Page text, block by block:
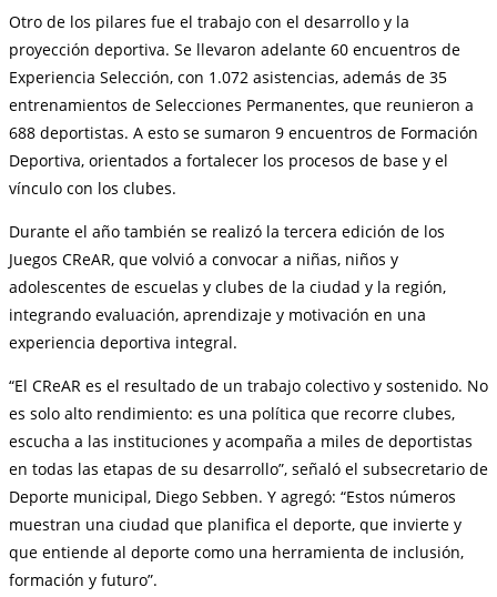
Otro de los pilares fue el trabajo con el desarrollo y la
proyección deportiva. Se llevaron adelante 60 encuentros de
Experiencia Selección, con 1.072 asistencias, además de 35
entrenamientos de Selecciones Permanentes, que reunieron a
688 deportistas. A esto se sumaron 9 encuentros de Formación
Deportiva, orientados a fortalecer los procesos de base y el
vínculo con los clubes.
Durante el año también se realizó la tercera edición de los
Juegos CReAR, que volvió a convocar a niñas, niños y
adolescentes de escuelas y clubes de la ciudad y la región,
integrando evaluación, aprendizaje y motivación en una
experiencia deportiva integral.
“El CReAR es el resultado de un trabajo colectivo y sostenido. No
es solo alto rendimiento: es una política que recorre clubes,
escucha a las instituciones y acompaña a miles de deportistas
en todas las etapas de su desarrollo”, señaló el subsecretario de
Deporte municipal, Diego Sebben. Y agregó: “Estos números
muestran una ciudad que planifica el deporte, que invierte y
que entiende al deporte como una herramienta de inclusión,
formación y futuro”.